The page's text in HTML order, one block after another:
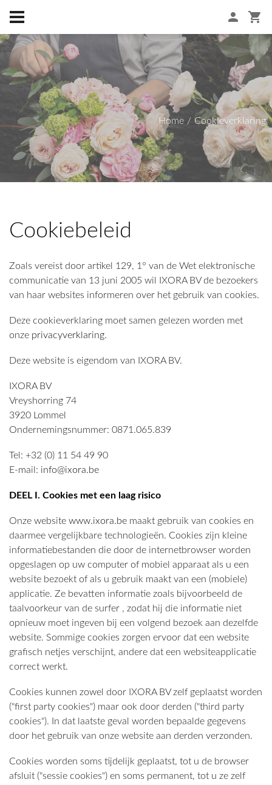
Home Cookieverklaring
Cookiebeleid
Zoals vereist door artikel 129, 1° van de Wet elektronische
communicatie van 13 juni 2005 wil IXORA BV de bezoekers
van haar websites informeren over het gebruik van cookies.
Deze cookieverklaring moet samen gelezen worden met
onze privacyverklaring.
Deze website is eigendom van IXORA BV.
IXORA BV
Vreyshorring 74
3920 Lommel
Ondernemingsnummer: 0871.065.839
Tel: +32 (0) 11 54 49 90
E-mail: info@ixora.be
DEEL I. Cookies met een laag risico
Onze website www.ixora.be maakt gebruik van cookies en
daarmee vergelijkbare technologieën. Cookies zijn kleine
informatiebestanden die door de internetbrowser worden
opgeslagen op uw computer of mobiel apparaat als u een
website bezoekt of als u gebruik maakt van een (mobiele)
applicatie. Ze bevatten informatie zoals bijvoorbeeld de
taalvoorkeur van de surfer , zodat hij die informatie niet
opnieuw moet ingeven bij een volgend bezoek aan dezelfde
website. Sommige cookies zorgen ervoor dat een website
grafisch netjes verschijnt, andere dat een websiteapplicatie
correct werkt.
Cookies kunnen zowel door IXORA BV zelf geplaatst worden
("first party cookies") maar ook door derden ("third party
cookies"). In dat laatste geval worden bepaalde gegevens
door het gebruik van onze website aan derden verzonden.
Cookies worden soms tijdelijk geplaatst, tot u de browser
afsluit ("sessie cookies") en soms permanent, tot u ze zelf